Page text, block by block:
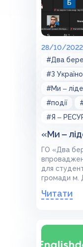
28/10/
#Два
#З
#Ми ‒
#події
#Я ‒
«Ми ‒
ГО «Два
для
громади м.
фаховому
Читати